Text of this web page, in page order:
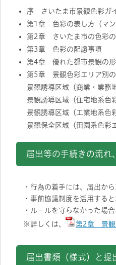
序 さいたま市景観色彩ガ
第1章 色彩の表し方（マン
第2章 さいたま市の色彩
第3章 色彩の配慮事項
第4章 優れた都市景観の
第5章 景観色彩エリア別の
景観誘導区域（商業・業務
景観誘導区域（住宅地系色
景観誘導区域（工業地系色
景観保全区域（田園系色彩
届出等の手続きの流れ
・行為の着手には、届出から
・事前協議制度を活用すると
・ルールを守らなかった場合
※詳しくは、
第2章 景観
届出書類（様式）と提